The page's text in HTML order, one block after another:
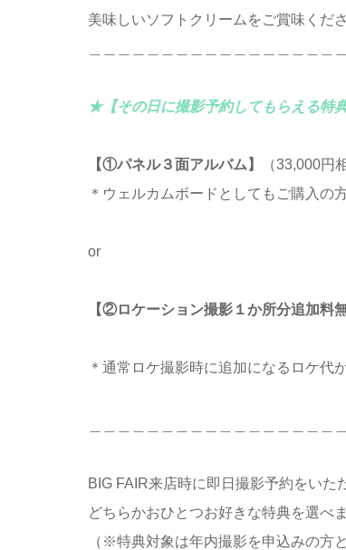
美味しいソフトクリームをご賞味くだ
★【その日に撮影予約してもらえる特
【①パネル３面アルバム】
（33,000円
＊ウェルカムボードとしてもご購入の
or
【②ロケーション撮影１か所分追加料無
＊通常ロケ撮影時に追加になるロケ代
BIG FAIR来店時に即日撮影予約をいた
どちらかおひとつお好きな特典を選べ
（※特典対象は年内撮影を申込みの方